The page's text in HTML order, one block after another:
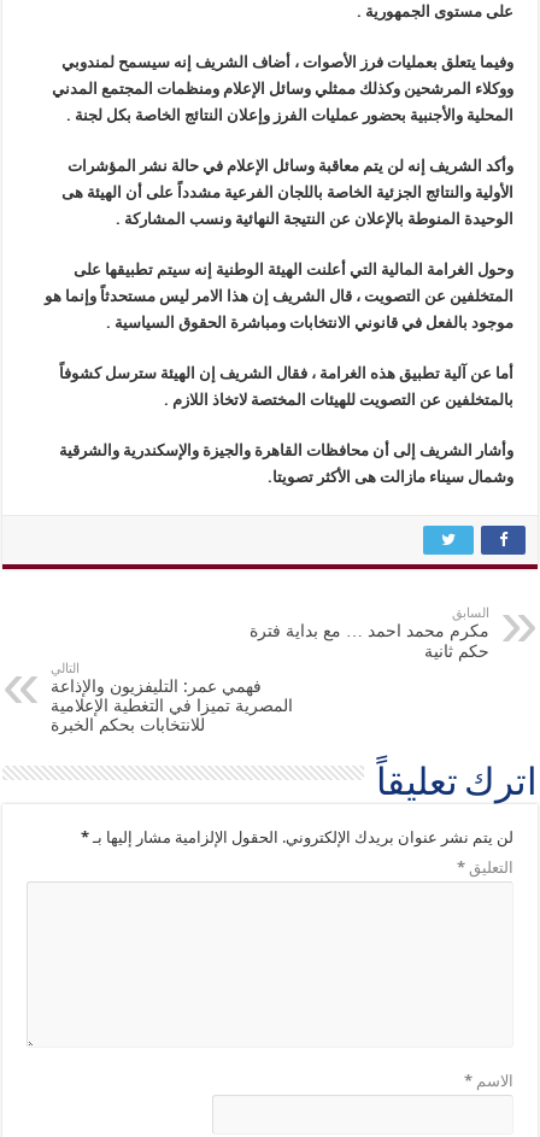
على مستوى الجمهورية .
وفيما يتعلق بعمليات فرز الأصوات ، أضاف الشريف إنه سيسمح لمندوبي
ووكلاء المرشحين وكذلك ممثلي وسائل الإعلام ومنظمات المجتمع المدني
المحلية والأجنبية بحضور عمليات الفرز وإعلان النتائج الخاصة بكل لجنة .
وأكد الشريف إنه لن يتم معاقبة وسائل الإعلام في حالة نشر المؤشرات
الأولية والنتائج الجزئية الخاصة باللجان الفرعية مشدداً على أن الهيئة هى
الوحيدة المنوطة بالإعلان عن النتيجة النهائية ونسب المشاركة .
وحول الغرامة المالية التي أعلنت الهيئة الوطنية إنه سيتم تطبيقها على
المتخلفين عن التصويت ، قال الشريف إن هذا الامر ليس مستحدثاً وإنما هو
موجود بالفعل في قانوني الانتخابات ومباشرة الحقوق السياسية .
أما عن آلية تطبيق هذه الغرامة ، فقال الشريف إن الهيئة سترسل كشوفاً
بالمتخلفين عن التصويت للهيئات المختصة لاتخاذ اللازم .
وأشار الشريف إلى أن محافظات القاهرة والجيزة والإسكندرية والشرقية
وشمال سيناء مازالت هى الأكثر تصويتا.
السابق
مكرم محمد احمد … مع بداية فترة
حكم ثانية
التالي
فهمي عمر: التليفزيون والإذاعة
المصرية تميزا في التغطية الإعلامية
للانتخابات بحكم الخبرة
اترك تعليقاً
لن يتم نشر عنوان بريدك الإلكتروني. الحقول الإلزامية مشار إليها بـ*
التعليق*
الاسم*